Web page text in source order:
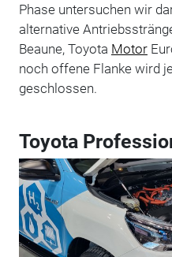
Phase untersuchen wir
alternative
Beaune, Toyota Motor
noch offene Flanke wird
geschlossen.
Toyota